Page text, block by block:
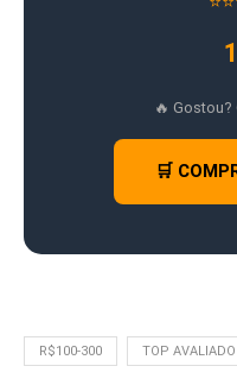
🔥 Gostou?
🛒
R$100-300 TOP AVALIADO